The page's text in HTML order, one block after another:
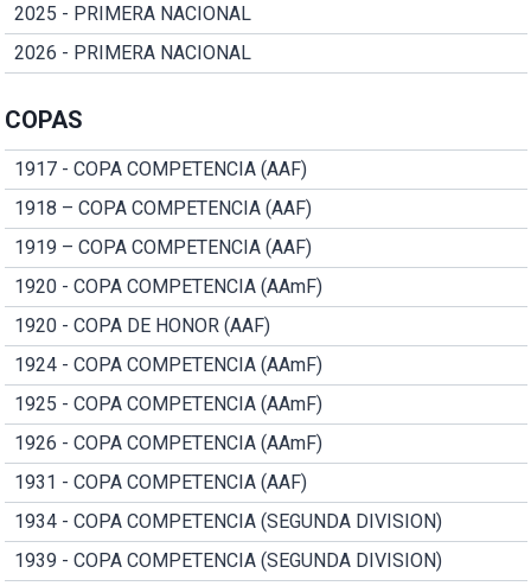
2025 - PRIMERA NACIONAL
2026 - PRIMERA NACIONAL
COPAS
1917 - COPA COMPETENCIA (AAF)
1918 – COPA COMPETENCIA (AAF)
1919 – COPA COMPETENCIA (AAF)
1920 - COPA COMPETENCIA (AAmF)
1920 - COPA DE HONOR (AAF)
1924 - COPA COMPETENCIA (AAmF)
1925 - COPA COMPETENCIA (AAmF)
1926 - COPA COMPETENCIA (AAmF)
1931 - COPA COMPETENCIA (AAF)
1934 - COPA COMPETENCIA (SEGUNDA DIVISION)
1939 - COPA COMPETENCIA (SEGUNDA DIVISION)